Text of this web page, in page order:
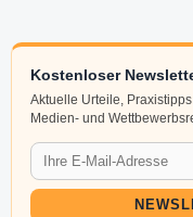
Kostenloser
Aktuelle Urteile,
Medien- und